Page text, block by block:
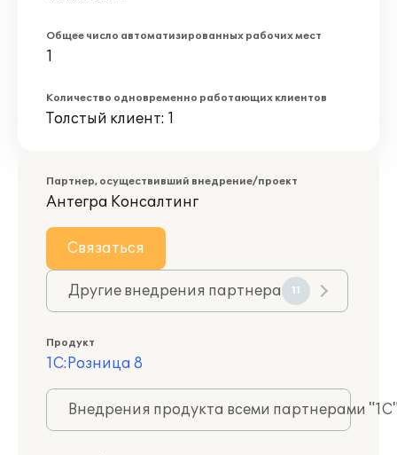
Общее число автоматизированных рабочих мест
1
Количество одновременно работающих клиентов
Толстый клиент: 1
Партнер, осуществивший внедрение/проект
Антегра Консалтинг
Связаться
Другие внедрения партнера 11
Продукт
1С:Розница 8
Внедрения продукта всеми партнерами